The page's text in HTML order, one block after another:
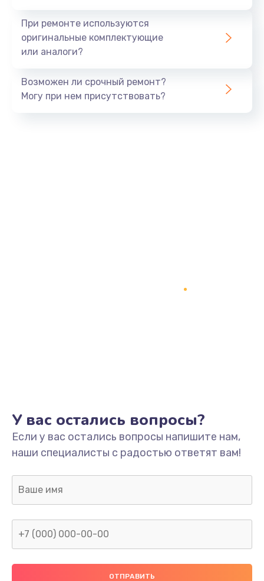
Заказать
1060 руб.
995 руб.
Заказать
Замена шлейфа матрицы
2600 руб.
При ремонте используются
оригинальные комплектующие
или аналоги?
Возможен ли срочный ремонт?
Могу при нем присутствовать?
У вас остались вопросы?
Если у вас остались вопросы напишите нам,
наши специалисты с радостью ответят вам!